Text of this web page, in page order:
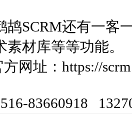
鸪SCRM还有一客
材库等等功能。
网址：https://
83660918